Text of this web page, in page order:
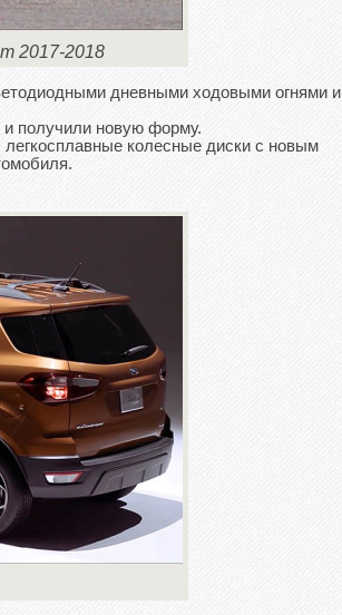
2017-2018
дневными ходовыми огнями и
получили новую форму.
колесные диски с новым